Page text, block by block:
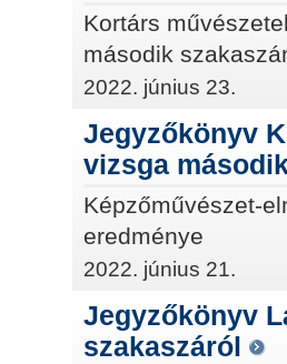
Kortárs
második
2022. június 23.
Jegyzőkönyv
vizsga
Képzőművészet-
eredménye
2022. június 21.
Jegyzőkönyv
szakaszáról